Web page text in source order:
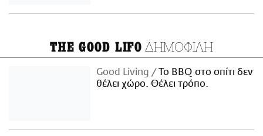
THE GOOD LIFO ΔΗΜΟΦΙΛΗ
Good Living
Το BBQ στο σπίτι δεν
θέλει χώρο. Θέλει τρόπο.